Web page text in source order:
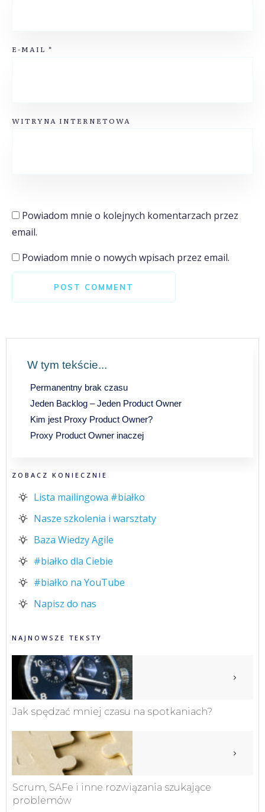
E-MAIL *
WITRYNA INTERNETOWA
Powiadom mnie o kolejnych komentarzach przez
email.
Powiadom mnie o nowych wpisach przez email.
POST COMMENT
W tym tekście...
Permanentny brak czasu
Jeden Backlog – Jeden Product Owner
Kim jest Proxy Product Owner?
Proxy Product Owner inaczej
ZOBACZ KONIECZNIE
Lista mailingowa #białko
Nasze szkolenia i warsztaty
Baza Wiedzy Agile
#białko dla Ciebie
#białko na YouTube
Napisz do nas
NAJNOWSZE TEKSTY
Jak spędzać mniej czasu na spotkaniach?
Scrum, SAFe i inne rozwiązania szukające
problemów